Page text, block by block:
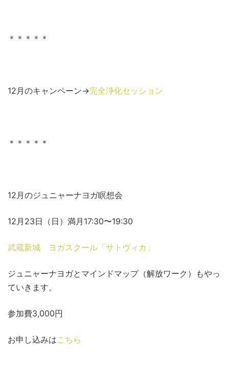
＊＊＊＊＊
12月のキャンペーン→完全浄化セッション
＊＊＊＊＊
12月のジュニャーナヨガ瞑想会
12月23日（日）満月17:30〜19:30
武蔵新城 ヨガスクール「サトヴィカ」
ジュニャーナヨガとマインドマップ（解放ワーク）もやっ
ていきます。
参加費3,000円
お申し込みはこちら